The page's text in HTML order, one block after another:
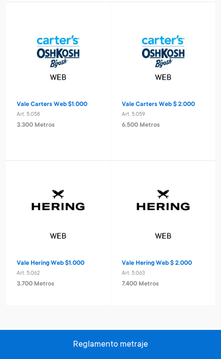
Vale Carters Web $1.000
Art. 5.058
3.300 Metros
Vale Carters Web $ 2.000
Art. 5.059
6.500 Metros
Vale Hering Web $1.000
Art. 5.062
3.700 Metros
Vale Hering Web $ 2.000
Art. 5.063
7.400 Metros
Reglamento metraje